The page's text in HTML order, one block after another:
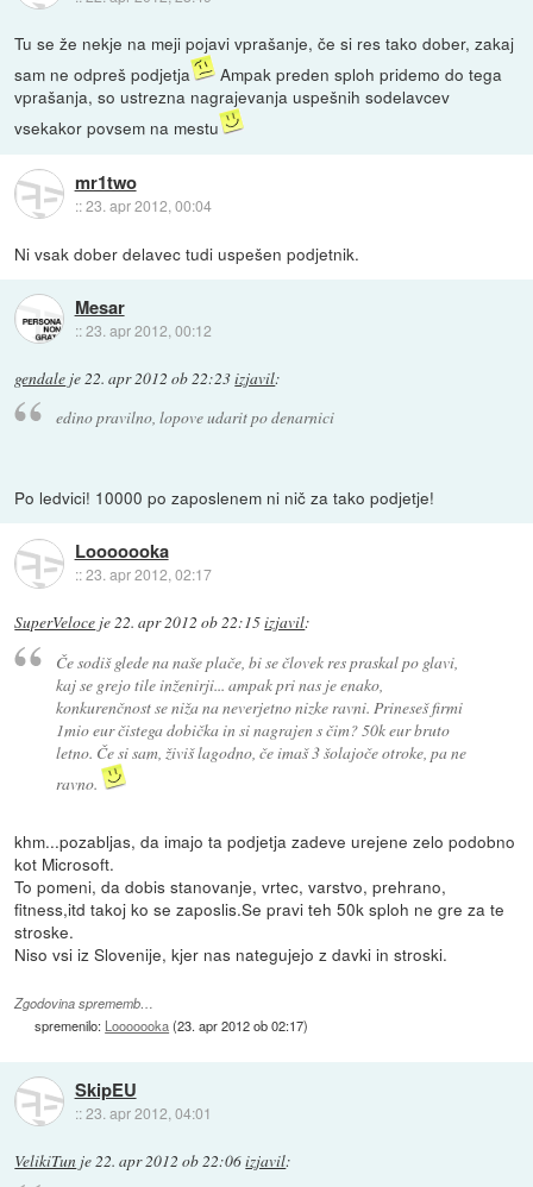
Tu se že nekje na meji pojavi vprašanje, če si res tako dober, zakaj
sam ne odpreš podjetja
Ampak preden sploh pridemo do tega
vprašanja, so ustrezna nagrajevanja uspešnih sodelavcev
vsekakor povsem na mestu
mr1two
::23. apr 2012, 00:04
Ni vsak dober delavec tudi uspešen podjetnik.
Mesar
::23. apr 2012, 00:12
gendale je 22. apr 2012 ob 22:23izjavil:
edino pravilno, lopove udarit po denarnici
Po ledvici! 10000 po zaposlenem ni nič za tako podjetje!
Looooooka
::23. apr 2012, 02:17
SuperVeloce je22. apr 2012 ob 22:15izjavil:
Če sodiš glede na naše plače, bi se človek res praskal po glavi,
kaj se grejo tile inženirji... ampak pri nas je enako,
konkurenčnost se niža na neverjetno nizke ravni. Prineseš firmi
1mio eur čistega dobička in si nagrajen s čim? 50k eur bruto
letno. Če si sam, živiš lagodno, če imaš 3 šolajoče otroke, pa ne
ravno.
khm...pozabljas, da imajo ta podjetja zadeve urejene zelo podobno
kot Microsoft.
To pomeni, da dobis stanovanje, vrtec, varstvo, prehrano,
fitness,itd takoj ko se zaposlis.Se pravi teh 50k sploh ne gre za te
stroske.
Niso vsi iz Slovenije, kjer nas nategujejo z davki in stroski.
Zgodovina sprememb…
spremenilo: Looooooka(23. apr 2012 ob 02:17)
SkipEU
::23. apr 2012, 04:01
VelikiTun je22. apr 2012 ob 22:06izjavil: